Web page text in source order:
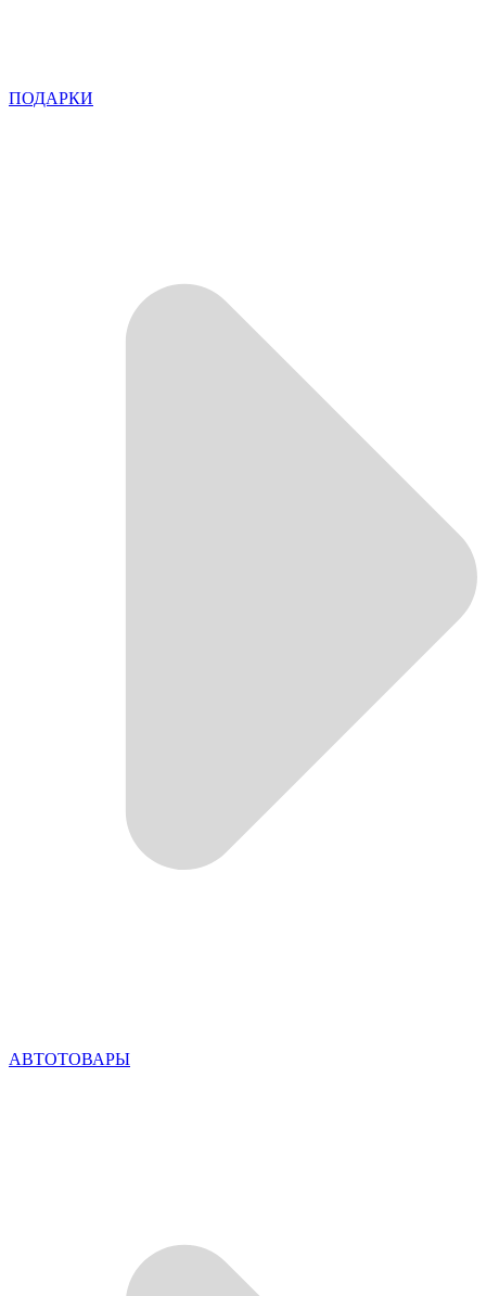
ПОДАРКИ
АВТОТОВАРЫ